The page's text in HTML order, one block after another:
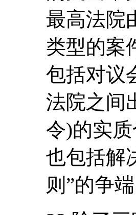
最高法院
类型的案
包括对议
法院之间
令)的实
也包括解
则”的争端